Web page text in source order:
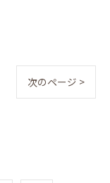
次のページ >